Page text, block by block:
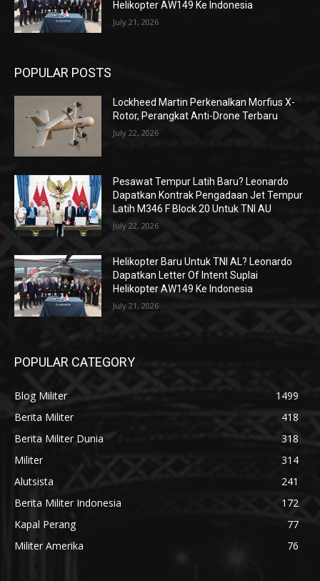
Helikopter AW149 Ke Indonesia
July 21, 2026
POPULAR POSTS
Lockheed Martin Perkenalkan Morfius X-
Rotor, Perangkat Anti-Drone Terbaru
July 22, 2026
Pesawat Tempur Latih Baru? Leonardo
Dapatkan Kontrak Pengadaan Jet Tempur
Latih M346 F Block 20 Untuk TNI AU
July 22, 2026
Helikopter Baru Untuk TNI AL? Leonardo
Dapatkan Letter Of Intent Suplai
Helikopter AW149 Ke Indonesia
July 21, 2026
POPULAR CATEGORY
Blog Militer
1499
Berita Militer
418
Berita Militer Dunia
318
Militer
314
Alutsista
241
Berita Militer Indonesia
172
Kapal Perang
77
Militer Amerika
76